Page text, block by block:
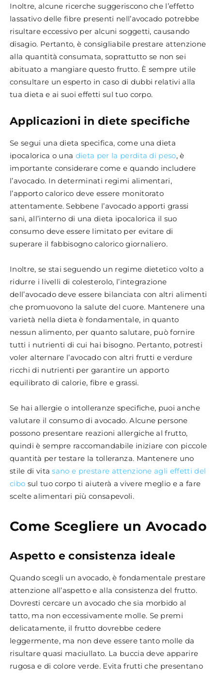
Inoltre, alcune ricerche suggeriscono che l’effetto
lassativo delle fibre presenti nell’avocado potrebbe
risultare eccessivo per alcuni soggetti, causando
disagio. Pertanto, è consigliabile prestare attenzione
alla quantità consumata, soprattutto se non sei
abituato a mangiare questo frutto. È sempre utile
consultare un esperto in caso di dubbi relativi alla
tua dieta e ai suoi effetti sul tuo corpo.
Applicazioni in diete specifiche
Se segui una dieta specifica, come una dieta
ipocalorica o una dieta per la perdita di peso, è
importante considerare come e quando includere
l’avocado. In determinati regimi alimentari,
l’apporto calorico deve essere monitorato
attentamente. Sebbene l’avocado apporti grassi
sani, all’interno di una dieta ipocalorica il suo
consumo deve essere limitato per evitare di
superare il fabbisogno calorico giornaliero.
Inoltre, se stai seguendo un regime dietetico volto a
ridurre i livelli di colesterolo, l’integrazione
dell’avocado deve essere bilanciata con altri alimenti
che promuovono la salute del cuore. Mantenere una
varietà nella dieta è fondamentale, in quanto
nessun alimento, per quanto salutare, può fornire
tutti i nutrienti di cui hai bisogno. Pertanto, potresti
voler alternare l’avocado con altri frutti e verdure
ricchi di nutrienti per garantire un apporto
equilibrato di calorie, fibre e grassi.
Se hai allergie o intolleranze specifiche, puoi anche
valutare il consumo di avocado. Alcune persone
possono presentare reazioni allergiche al frutto,
quindi è sempre raccomandabile iniziare con piccole
quantità per testare la tolleranza. Mantenere uno
stile di vitasano e prestare attenzione agli effetti del
cibo sul tuo corpo ti aiuterà a vivere meglio e a fare
scelte alimentari più consapevoli.
Come Scegliere un Avocado
Aspetto e consistenza ideale
Quando scegli un avocado, è fondamentale prestare
attenzione all’aspetto e alla consistenza del frutto.
Dovresti cercare un avocado che sia morbido al
tatto, ma non eccessivamente molle. Se premi
delicatamente, il frutto dovrebbe cedere
leggermente, ma non deve essere tanto molle da
risultare quasi maciullato. La buccia deve apparire
rugosa e di colore verde. Evita frutti che presentano